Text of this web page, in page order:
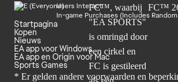
Users Interact
In-game Purchases (Includes
Startpagina
Kopen
Nieuws
EA app voor Windows
EA app en Origin voor Mac
Sports Games
* Er gelden andere voorwaarden en